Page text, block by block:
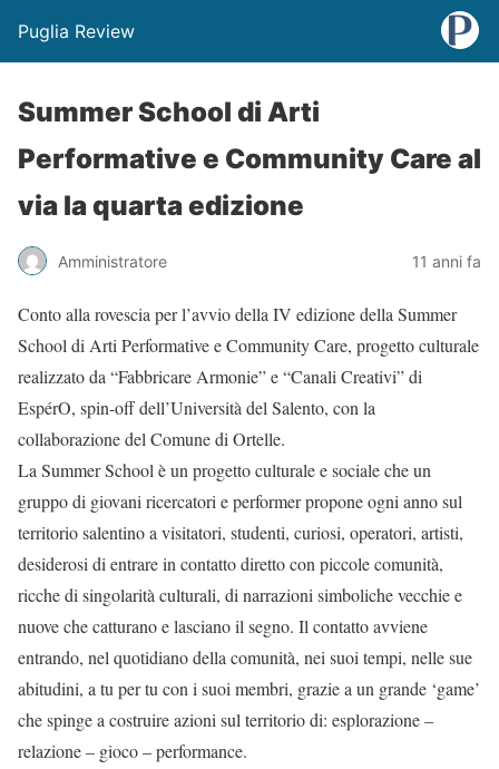
Puglia Review
Summer School di Arti
Performative e Community Care al
via la quarta edizione
Amministratore 11 anni fa
Conto alla rovescia per l’avvio della IV edizione della Summer
School di Arti Performative e Community Care, progetto culturale
realizzato da “Fabbricare Armonie” e “Canali Creativi” di
EspérO, spin-off dell’Università del Salento, con la
collaborazione del Comune di Ortelle.
La Summer School è un progetto culturale e sociale che un
gruppo di giovani ricercatori e performer propone ogni anno sul
territorio salentino a visitatori, studenti, curiosi, operatori, artisti,
desiderosi di entrare in contatto diretto con piccole comunità,
ricche di singolarità culturali, di narrazioni simboliche vecchie e
nuove che catturano e lasciano il segno. Il contatto avviene
entrando, nel quotidiano della comunità, nei suoi tempi, nelle sue
abitudini, a tu per tu con i suoi membri, grazie a un grande ‘game’
che spinge a costruire azioni sul territorio di: esplorazione –
relazione – gioco – performance.